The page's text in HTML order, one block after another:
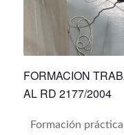
FORMACION
AL RD 2177/2004
Formación